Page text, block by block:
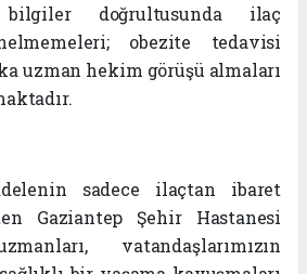
bilgiler doğrultusunda ilaç
obezite tedavisi
uzman hekim görüşü almaları
sadece ilaçtan ibaret
Gaziantep Şehir Hastanesi
vatandaşlarımızın